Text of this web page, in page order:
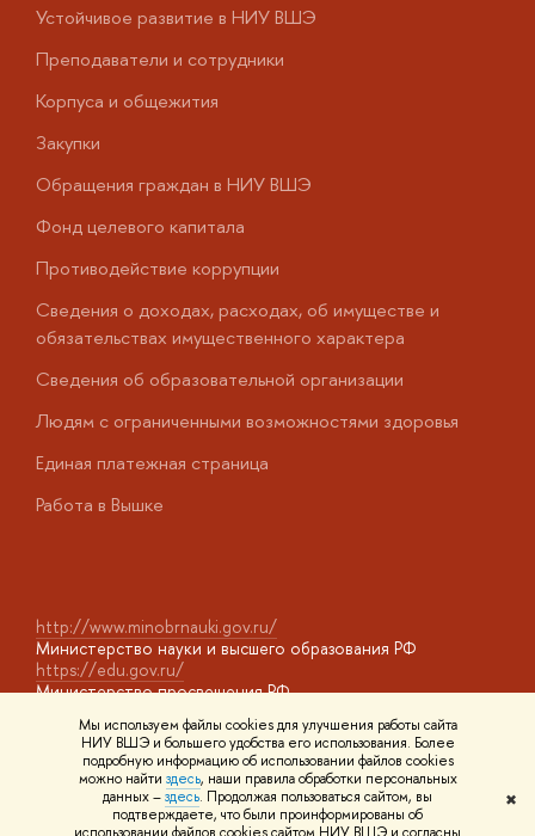
Мы используем файлы cookies для улучшения работы сайта
НИУ ВШЭ и большего удобства его использования. Более
подробную информацию об использовании файлов cookies
можно найти здесь, наши правила обработки персональных
данных –здесь. Продолжая пользоваться сайтом, вы
подтверждаете, что были проинформированы об
✖
Устойчивое развитие в НИУ ВШЭ
Преподаватели и сотрудники
Корпуса и общежития
Закупки
Обращения граждан в НИУ ВШЭ
Фонд целевого капитала
Противодействие коррупции
Сведения о доходах, расходах, об имуществе и
обязательствах имущественного характера
Сведения об образовательной организации
Людям с ограниченными возможностями здоровья
Единая платежная страница
Работа в Вышке
http://www.minobrnauki.gov.ru/
Министерство науки и высшего образования РФ
https://edu.gov.ru/
Министерство просвещения РФ
Массовые открытые онлайн-курсы
© НИУ ВШЭ 1993–2026 Адреса и контактыУсловия
использования материалов Политика конфиденциальности